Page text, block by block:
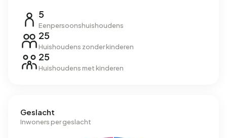
5
Eenpersoonshuishoudens
25
Huishoudens zonder kinderen
25
Huishoudens met kinderen
Geslacht
Inwoners per geslacht